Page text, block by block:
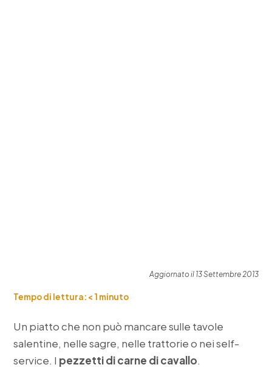
Aggiornato il 13 Settembre 2013
Tempo di lettura: < 1 minuto
Un piatto che non può mancare sulle tavole
salentine, nelle sagre, nelle trattorie o nei self-
service. I pezzetti di carne di cavallo.